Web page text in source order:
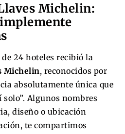
Michelin:
24 hoteles recibió la
Michelin, reconocidos por
absolutamente única que
Algunos nombres
diseño o ubicación
te compartimos